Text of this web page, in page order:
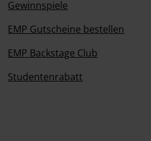
Gewinnspiele
EMP Gutscheine bestellen
EMP Backstage Club
Studentenrabatt